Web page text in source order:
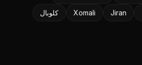
Jiran
Xomali کلوبال